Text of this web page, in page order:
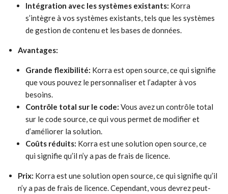
Intégration avec les systèmes existants: Korra
s’intègre à vos systèmes existants, tels que les systèmes
de gestion de contenu et les bases de données.
Avantages:
Grande flexibilité: Korra est open source, ce qui signifie
que vous pouvez le personnaliser et l’adapter à vos
besoins.
Contrôle total sur le code: Vous avez un contrôle total
sur le code source, ce qui vous permet de modifier et
d’améliorer la solution.
Coûts réduits: Korra est une solution open source, ce
qui signifie qu’il n’y a pas de frais de licence.
Prix: Korra est une solution open source, ce qui signifie qu’il
n’y a pas de frais de licence. Cependant, vous devrez peut-